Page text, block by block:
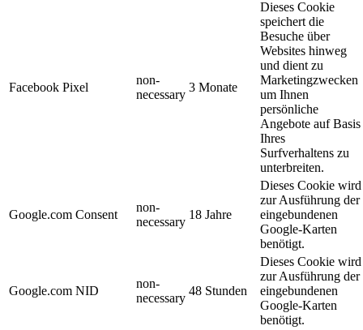
Facebook Pixel
non-
necessary
3 Monate
Dieses Cookie
speichert die
Besuche über
Websites hinweg
und dient zu
Marketingzwecken
um Ihnen
persönliche
Angebote auf Basis
Ihres
Surfverhaltens zu
unterbreiten.
Google.com Consent
non-
necessary
18 Jahre
Dieses Cookie wird
zur Ausführung der
eingebundenen
Google-Karten
benötigt.
Google.com NID
non-
necessary
48 Stunden
Dieses Cookie wird
zur Ausführung der
eingebundenen
Google-Karten
benötigt.